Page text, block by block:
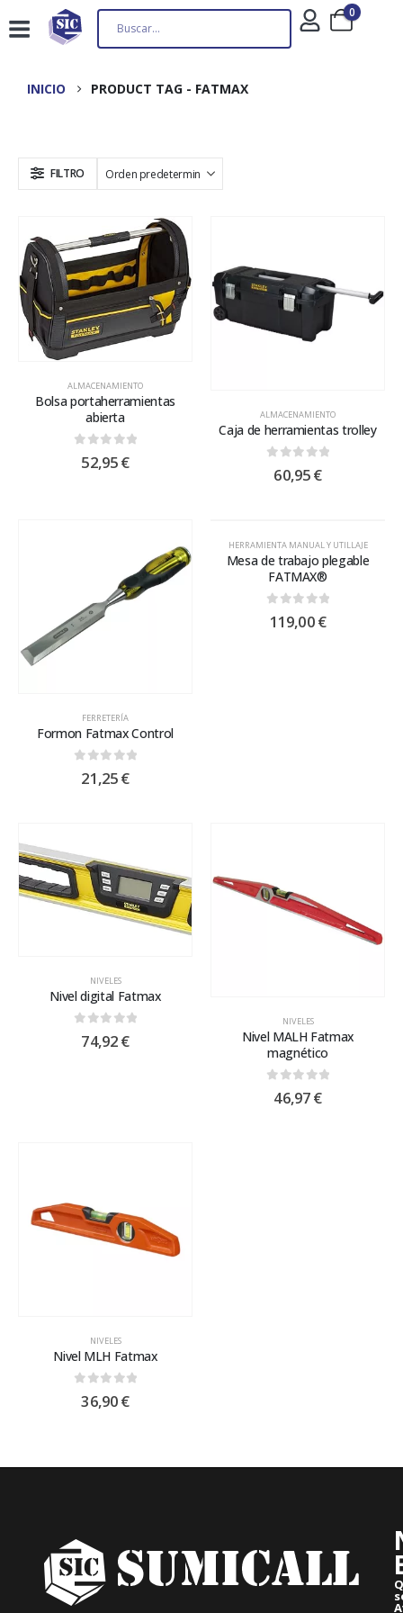
0
INICIO PRODUCT TAG - FATMAX
FILTRO
ALMACENAMIENTO
Bolsa portaherramientas
abierta
0out of 5
52,95€
ALMACENAMIENTO
Caja de herramientas trolley
out of 5
60,95€
FERRETERÍA
Formon Fatmax Control
out of 5
21,25€
HERRAMIENTA MANUAL Y UTILLAJE
Mesa de trabajo plegable
FATMAX®
0out of 5
119,00€
NIVELES
Nivel digital Fatmax
0out of 5
74,92€
NIVELES
Nivel MALH Fatmax
magnético
out of 5
46,97€
NIVELES
Nivel MLH Fatmax
0out of 5
36,90€